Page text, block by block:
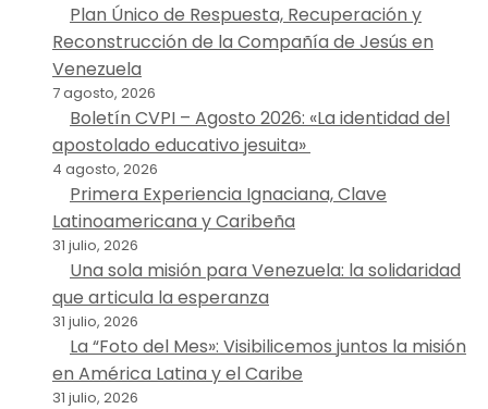
Plan Único de Respuesta, Recuperación y
Reconstrucción de la Compañía de Jesús en
Venezuela
7 agosto, 2026
Boletín CVPI – Agosto 2026: «La identidad del
apostolado educativo jesuita»
4 agosto, 2026
Primera Experiencia Ignaciana, Clave
Latinoamericana y Caribeña
31 julio, 2026
Una sola misión para Venezuela: la solidaridad
que articula la esperanza
31 julio, 2026
La “Foto del Mes»: Visibilicemos juntos la misión
en América Latina y el Caribe
31 julio, 2026